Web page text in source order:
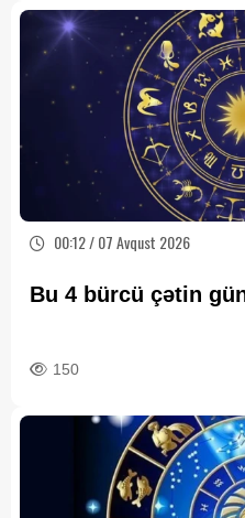
00:12 / 07 Avqust 2026
Bu 4 bürcü çətin
150